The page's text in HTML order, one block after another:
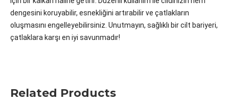
dengesini koruyabilir, esnekliğini artırabilir ve çatlakların
oluşmasını engelleyebilirsiniz. Unutmayın, sağlıklı bir cilt bariyeri,
çatlaklara karşı en iyi savunmadır!
Related Products